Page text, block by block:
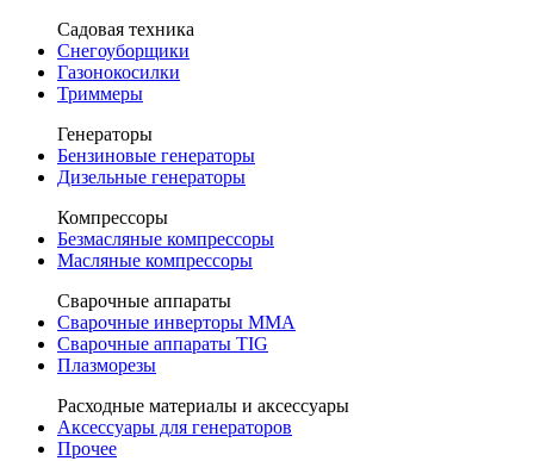
Садовая техника
Снегоуборщики
Газонокосилки
Триммеры
Генераторы
Бензиновые генераторы
Дизельные генераторы
Компрессоры
Безмасляные компрессоры
Масляные компрессоры
Сварочные аппараты
Сварочные инверторы MMA
Сварочные аппараты TIG
Плазморезы
Расходные материалы и аксессуары
Аксессуары для генераторов
Прочее